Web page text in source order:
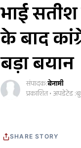
भाई
के बाद
बड़ा बयान
संपादक:बेनामी
प्रकाशित • अपडेटेड :
SHARE STORY